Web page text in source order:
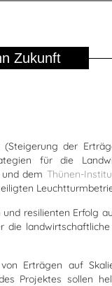
Zukunft
(Steigerung der
für die
und demThünen-
resilienten Erfolg
Erträgen auf
Projektes sollen